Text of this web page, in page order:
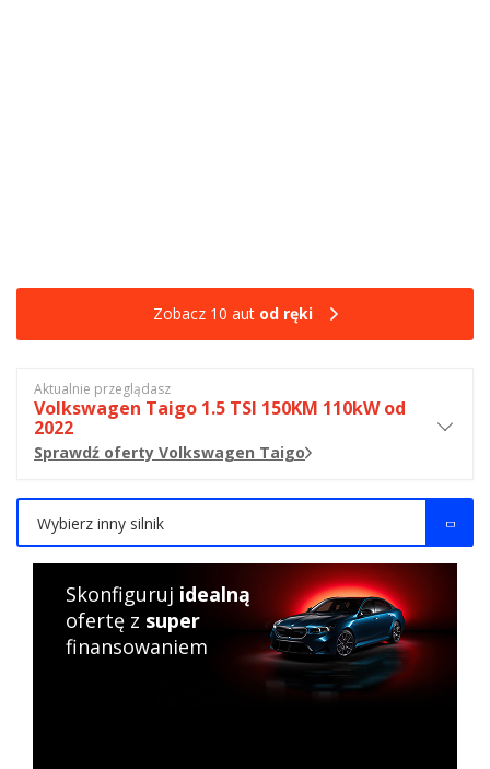
Zobacz 10 aut od ręki
Aktualnie przeglądasz
Volkswagen Taigo 1.5 TSI 150KM 110kW od
2022
Sprawdź oferty Volkswagen Taigo
Wybierz inny silnik
Skonfiguruj idealną
ofertę z super
finansowaniem